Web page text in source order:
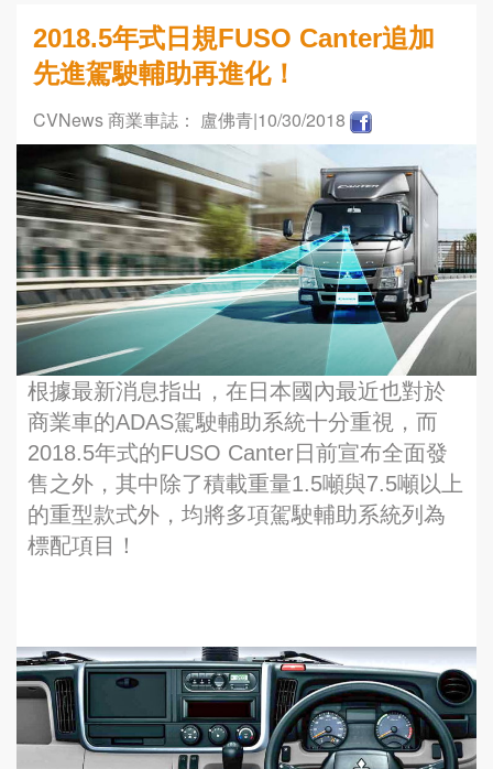
2018.5年式日規FUSO Canter追加
先進駕駛輔助再進化！
CVNews 商業車誌： 盧佛青|10/30/2018
根據最新消息指出，在日本國內最近也對於
商業車的ADAS駕駛輔助系統十分重視，而
2018.5年式的FUSO Canter日前宣布全面發
售之外，其中除了積載重量1.5噸與7.5噸以上
的重型款式外，均將多項駕駛輔助系統列為
標配項目！